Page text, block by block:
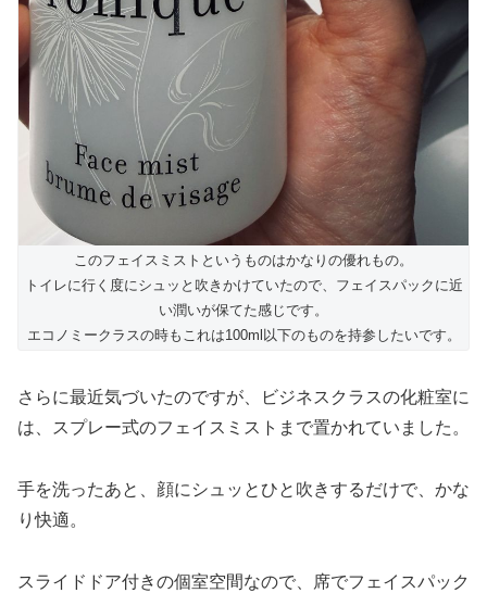
このフェイスミストというものはかなりの優れもの。
トイレに行く度にシュッと吹きかけていたので、フェイスパックに近
い潤いが保てた感じです。
エコノミークラスの時もこれは100ml以下のものを持参したいです。
さらに最近気づいたのですが、ビジネスクラスの化粧室に
は、スプレー式のフェイスミストまで置かれていました。
手を洗ったあと、顔にシュッとひと吹きするだけで、かな
り快適。
スライドドア付きの個室空間なので、席でフェイスパック